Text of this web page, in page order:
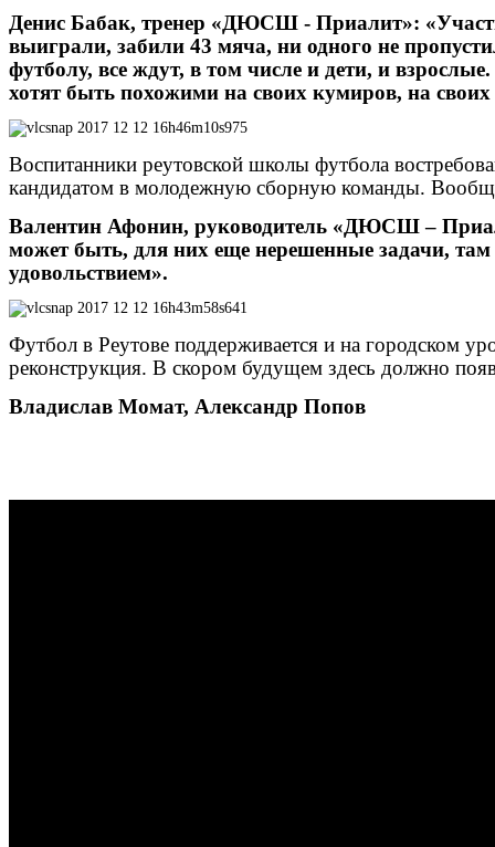
Денис Бабак, тренер «ДЮСШ - Приалит»:
выиграли, забили 43 мяча, ни одного не
футболу, все ждут, в том числе и дети, и
хотят быть похожими на своих кумиров, на
Воспитанники реутовской школы футбола
кандидатом в молодежную сборную команды.
Валентин Афонин, руководитель «ДЮСШ –
может быть, для них еще нерешенные задачи,
удовольствием».
Футбол в Реутове поддерживается и на городском
реконструкция. В скором будущем здесь должно
Владислав Момат, Александр Попов